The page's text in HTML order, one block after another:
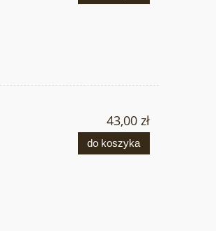
43,00 zł
do koszyka